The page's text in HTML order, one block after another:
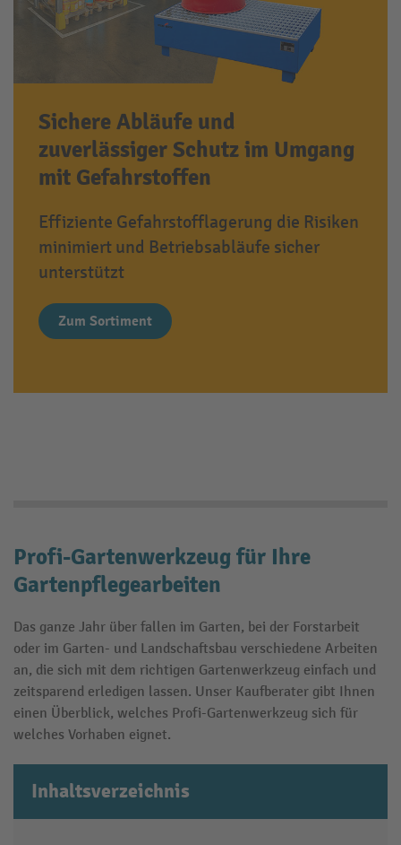
Sichere Abläufe und
zuverlässiger Schutz im Umgang
mit Gefahrstoffen
Effiziente Gefahrstofflagerung die Risiken
minimiert und Betriebsabläufe sicher
unterstützt
Zum Sortiment
Profi-Gartenwerkzeug für Ihre
Gartenpflegearbeiten
Das ganze Jahr über fallen im Garten, bei der Forstarbeit
oder im Garten- und Landschaftsbau verschiedene Arbeiten
an, die sich mit dem richtigen Gartenwerkzeug einfach und
zeitsparend erledigen lassen. Unser Kaufberater gibt Ihnen
einen Überblick, welches Profi-Gartenwerkzeug sich für
welches Vorhaben eignet.
Inhaltsverzeichnis